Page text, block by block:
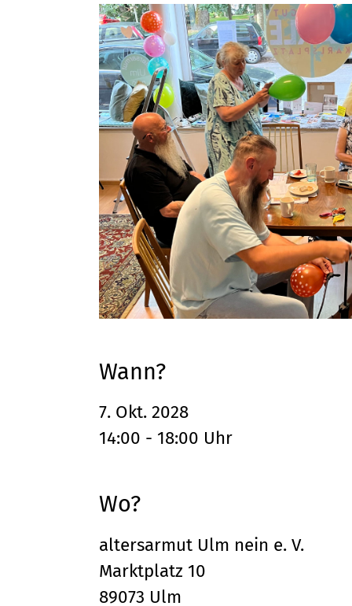
Wann?
7. Okt. 2028
14:00 - 18:00 Uhr
Wo?
altersarmut Ulm nein e. V.
Marktplatz 10
89073 Ulm